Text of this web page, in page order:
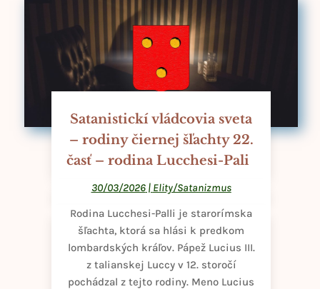
Satanistickí vládcovia sveta
– rodiny čiernej šľachty 22.
časť – rodina Lucchesi-Pali
30/03/2026| Elity/Satanizmus
Rodina Lucchesi-Palli je starorímska
šľachta, ktorá sa hlási k predkom
lombardských kráľov. Pápež Lucius III.
z talianskej Luccy v 12. storočí
pochádzal z tejto rodiny. Meno Lucius